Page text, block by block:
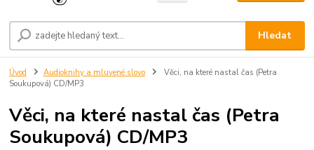
Hledat
Úvod Audioknihy a mluvené slovo
Věci, na které nastal čas (Petra
Soukupová) CD/MP3
Věci, na které nastal čas (Petra
Soukupová) CD/MP3